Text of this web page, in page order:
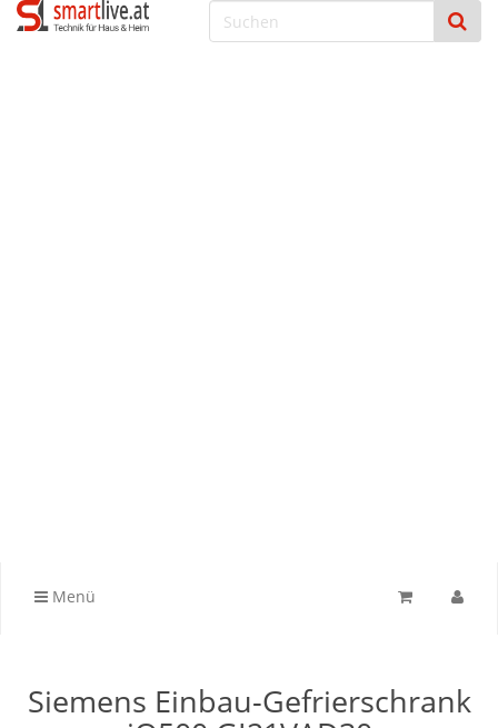
Menü
Siemens Einbau-Gefrierschrank